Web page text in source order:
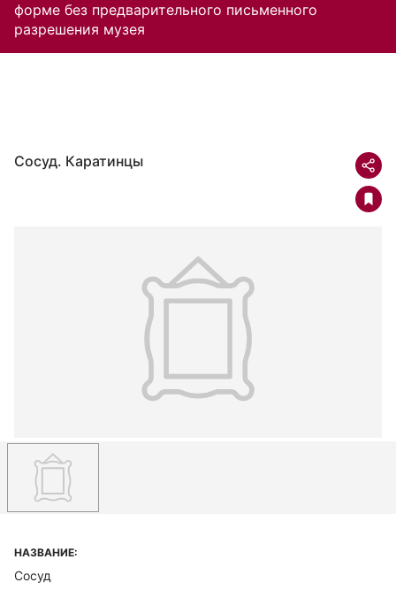
форме без предварительного письменного
разрешения музея
Сосуд. Каратинцы
НАЗВАНИЕ:
Сосуд